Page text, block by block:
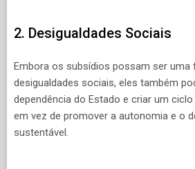
2. Desigualdades Sociais
Embora os subsídios possam ser uma
desigualdades sociais, eles também
dependência do Estado e criar um
em vez de promover a autonomia e o
sustentável.